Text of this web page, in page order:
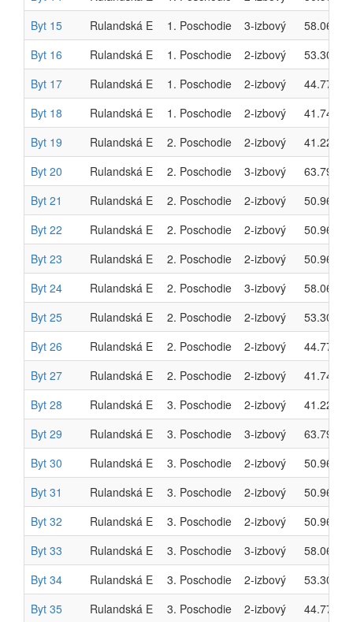
Byt 15
Rulandská E 1. Poschodie 3-izbový
58.06 m²
Byt 16
Rulandská E 1. Poschodie 2-izbový
53.30 m²
Byt 17
Rulandská E 1. Poschodie 2-izbový
44.77 m²
Byt 18
Rulandská E 1. Poschodie 2-izbový
41.74 m²
Byt 19
Rulandská E 2. Poschodie 2-izbový
41.22 m²
Byt 20
Rulandská E 2. Poschodie 3-izbový
63.79 m²
Byt 21
Rulandská E 2. Poschodie 2-izbový
50.96 m²
Byt 22
Rulandská E 2. Poschodie 2-izbový
50.96 m²
Byt 23
Rulandská E 2. Poschodie 2-izbový
50.96 m²
Byt 24
Rulandská E 2. Poschodie 3-izbový
58.06 m²
Byt 25
Rulandská E 2. Poschodie 2-izbový
53.30 m²
Byt 26
Rulandská E 2. Poschodie 2-izbový
44.77 m²
Byt 27
Rulandská E 2. Poschodie 2-izbový
41.74 m²
Byt 28
Rulandská E 3. Poschodie 2-izbový
41.22 m²
Byt 29
Rulandská E 3. Poschodie 3-izbový
63.79 m²
Byt 30
Rulandská E 3. Poschodie 2-izbový
50.96 m²
Byt 31
Rulandská E 3. Poschodie 2-izbový
50.96 m²
Byt 32
Rulandská E 3. Poschodie 2-izbový
50.96 m²
Byt 33
Rulandská E 3. Poschodie 3-izbový
58.06 m²
Byt 34
Rulandská E 3. Poschodie 2-izbový
53.30 m²
Byt 35
Rulandská E 3. Poschodie 2-izbový 44.77 m²